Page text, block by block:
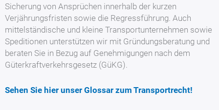
Sicherung von Ansprüchen innerhalb der kurzen
Verjährungsfristen sowie die Regressführung. Auch
mittelständische und kleine Transportunternehmen sowie
Speditionen unterstützen wir mit Gründungsberatung und
beraten Sie in Bezug auf Genehmigungen nach dem
Güterkraftverkehrsgesetz (GüKG).
Sehen Sie hier unser Glossar zum Transportrecht!